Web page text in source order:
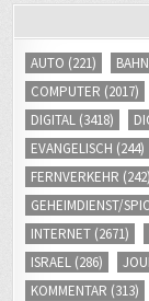
AUTO (221) BAHN
COMPUTER (2017)
DIGITAL (3418)
EVANGELISCH (244)
FERNVERKEHR (242)
GEHEIMDIENST/
INTERNET (2671)
ISRAEL (286)
KOMMENTAR (313)